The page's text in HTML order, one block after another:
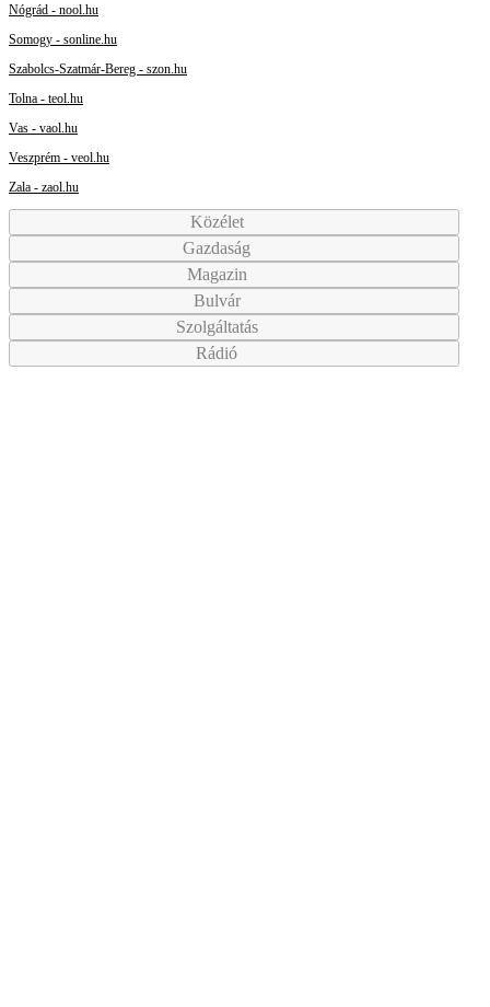
Nógrád - nool.hu
Somogy - sonline.hu
Szabolcs-Szatmár-Bereg - szon.hu
Tolna - teol.hu
Vas - vaol.hu
Veszprém - veol.hu
Zala - zaol.hu
Közélet
Gazdaság
Magazin
Bulvár
Szolgáltatás
Rádió